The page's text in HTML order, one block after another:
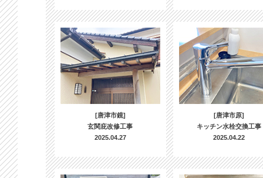
[唐津市鏡]
玄関庇改修工事
2025.04.27
[唐津市原]
キッチン水栓交換工事
2025.04.22